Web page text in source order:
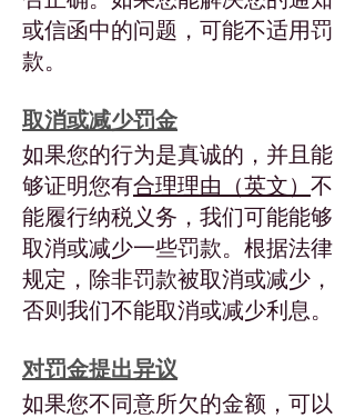
或信函中的问题，可能不适用罚
款。
取消或减少罚金
如果您的行为是真诚的，并且能
够证明您有合理理由（英文） 不
能履行纳税义务，我们可能能够
取消或减少一些罚款。根据法律
规定，除非罚款被取消或减少，
否则我们不能取消或减少利息。
对罚金提出异议
如果您不同意所欠的金额，可以